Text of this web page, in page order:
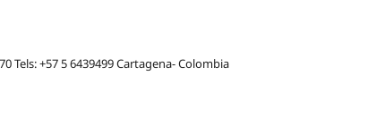
Tels: +57 5 6439499 Cartagena- Colombia